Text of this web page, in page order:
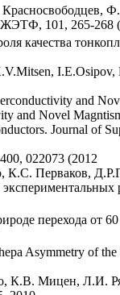
101, 265-268
качества
I.Е.Osipov,
and
and Novel
Journal of
022073 (2012
Перваков,
перехода от
Asymmetry of the
Мицен, Л.И.